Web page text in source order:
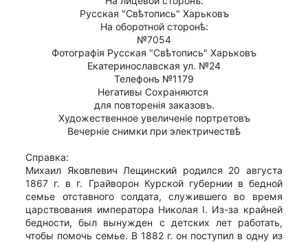
Русская "Свѣтопись" Харьковъ
На оборотной сторонѣ:
№7054
Фотографiя Русская "Свѣтопись" Харьковъ
Екатеринославская ул. №24
Телефонъ №1179
Негативы Сохраняются
для повторенiя заказовъ.
Художественное увеличенiе портретовъ
Вечернiе снимки при электричествѣ
Справка:
Михаил Яковлевич Лещинский родился 20 августа
1867 г. в г. Грайворон Курской губернии в бедной
семье отставного солдата, служившего во время
царствования императора Николая I. Из-за крайней
бедности, был вынужден с детских лет работать,
чтобы помочь семье. В 1882 г. он поступил в одну из